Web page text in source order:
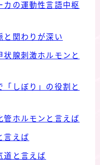
の運動性言語中枢
と関わりが深い
腺刺激ホルモンと
しぼり」の役割と
ホルモンと言えば
言えば
道と言えば